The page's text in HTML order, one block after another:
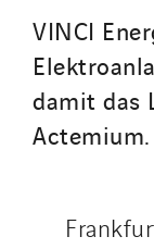
VINCI
damit das
Actemium.
Smart
Socalec
Sotécnica
SparkEx®
STE Armor